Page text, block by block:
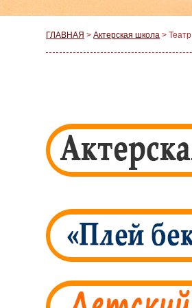
ГЛАВНАЯ >Актерская школа >Театр